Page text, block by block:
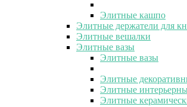
Элитные кашпо
Элитные держатели для
Элитные вешалки
Элитные вазы
Элитные вазы
Элитные
Элитные
Элитные